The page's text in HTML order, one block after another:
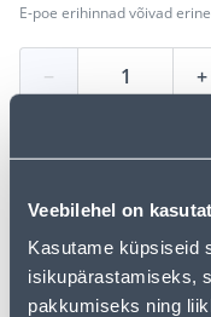
Veebilehel on
Kasutame küpsiseid
isikupärastamiseks,
pakkumiseks ning
E-poe erihinnad võivad
− +
Vaata saadavust
Eeldatav